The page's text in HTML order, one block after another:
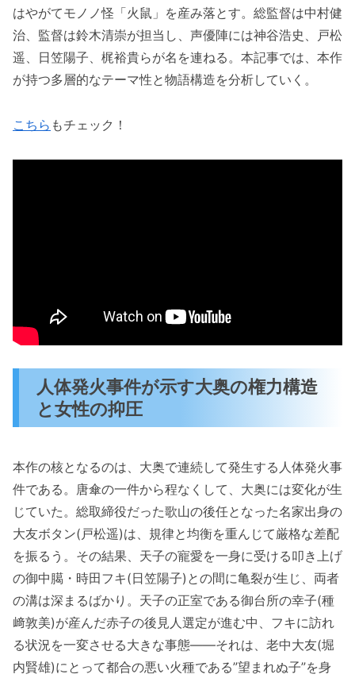
はやがてモノノ怪「火鼠」を産み落とす。総監督は中村健
治、監督は鈴木清崇が担当し、声優陣には神谷浩史、戸松
遥、日笠陽子、梶裕貴らが名を連ねる。本記事では、本作
が持つ多層的なテーマ性と物語構造を分析していく。
こちら もチェック！
人体発火事件が示す大奥の権力構造
と女性の抑圧
本作の核となるのは、大奥で連続して発生する人体発火事
件である。唐傘の一件から程なくして、大奥には変化が生
じていた。総取締役だった歌山の後任となった名家出身の
大友ボタン(戸松遥)は、規律と均衡を重んじて厳格な差配
を振るう。その結果、天子の寵愛を一身に受ける叩き上げ
の御中臈・時田フキ(日笠陽子)との間に亀裂が生じ、両者
の溝は深まるばかり。天子の正室である御台所の幸子(種
﨑敦美)が産んだ赤子の後見人選定が進む中、フキに訪れ
る状況を一変させる大きな事態——それは、老中大友(堀
内賢雄)にとって都合の悪い火種である”望まれぬ子”を身